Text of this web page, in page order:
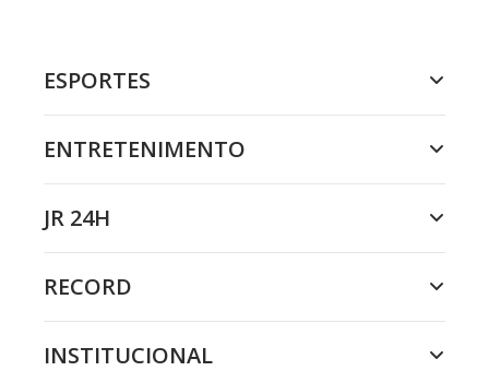
ESPORTES
ENTRETENIMENTO
JR 24H
RECORD
INSTITUCIONAL